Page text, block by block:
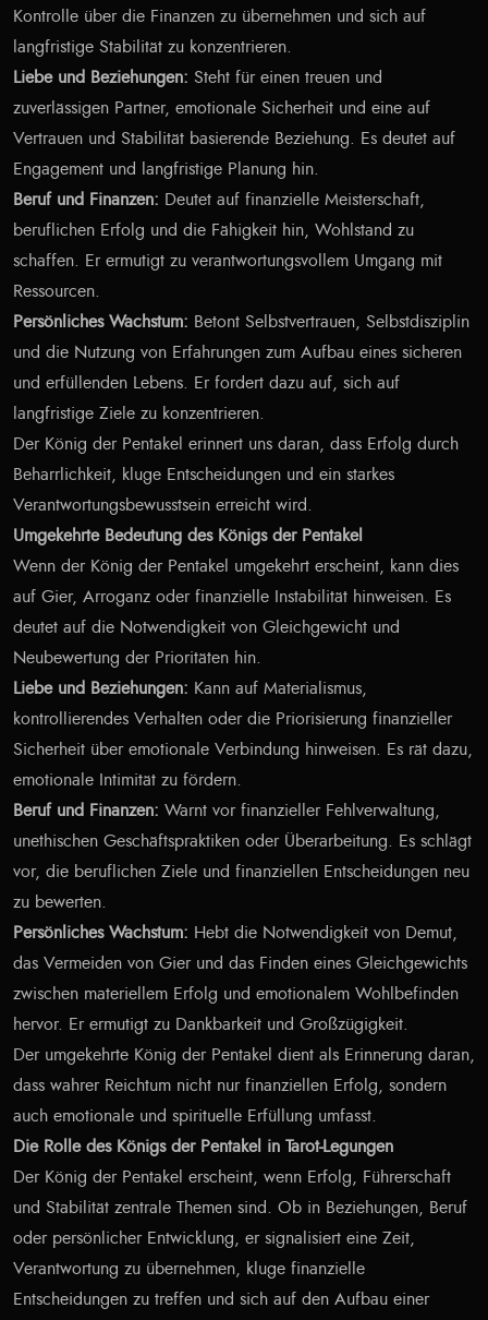
Kontrolle über die Finanzen zu übernehmen und sich auf
langfristige Stabilität zu konzentrieren.
Liebe und Beziehungen: Steht für einen treuen und
zuverlässigen Partner, emotionale Sicherheit und eine auf
Vertrauen und Stabilität basierende Beziehung. Es deutet auf
Engagement und langfristige Planung hin.
Beruf und Finanzen: Deutet auf finanzielle Meisterschaft,
beruflichen Erfolg und die Fähigkeit hin, Wohlstand zu
schaffen. Er ermutigt zu verantwortungsvollem Umgang mit
Ressourcen.
Persönliches Wachstum: Betont Selbstvertrauen, Selbstdisziplin
und die Nutzung von Erfahrungen zum Aufbau eines sicheren
und erfüllenden Lebens. Er fordert dazu auf, sich auf
langfristige Ziele zu konzentrieren.
Der König der Pentakel erinnert uns daran, dass Erfolg durch
Beharrlichkeit, kluge Entscheidungen und ein starkes
Verantwortungsbewusstsein erreicht wird.
Umgekehrte Bedeutung des Königs der Pentakel
Wenn der König der Pentakel umgekehrt erscheint, kann dies
auf Gier, Arroganz oder finanzielle Instabilität hinweisen. Es
deutet auf die Notwendigkeit von Gleichgewicht und
Neubewertung der Prioritäten hin.
Liebe und Beziehungen: Kann auf Materialismus,
kontrollierendes Verhalten oder die Priorisierung finanzieller
Sicherheit über emotionale Verbindung hinweisen. Es rät dazu,
emotionale Intimität zu fördern.
Beruf und Finanzen: Warnt vor finanzieller Fehlverwaltung,
unethischen Geschäftspraktiken oder Überarbeitung. Es schlägt
vor, die beruflichen Ziele und finanziellen Entscheidungen neu
zu bewerten.
Persönliches Wachstum: Hebt die Notwendigkeit von Demut,
das Vermeiden von Gier und das Finden eines Gleichgewichts
zwischen materiellem Erfolg und emotionalem Wohlbefinden
hervor. Er ermutigt zu Dankbarkeit und Großzügigkeit.
Der umgekehrte König der Pentakel dient als Erinnerung daran,
dass wahrer Reichtum nicht nur finanziellen Erfolg, sondern
auch emotionale und spirituelle Erfüllung umfasst.
Die Rolle des Königs der Pentakel in Tarot-Legungen
Der König der Pentakel erscheint, wenn Erfolg, Führerschaft
und Stabilität zentrale Themen sind. Ob in Beziehungen, Beruf
oder persönlicher Entwicklung, er signalisiert eine Zeit,
Verantwortung zu übernehmen, kluge finanzielle
Entscheidungen zu treffen und sich auf den Aufbau einer